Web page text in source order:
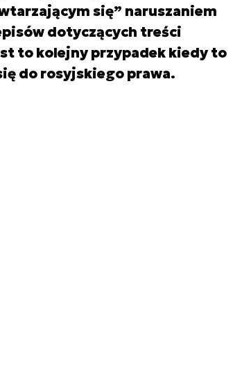
się” naruszaniem
dotyczących treści
to kolejny przypadek kiedy to
do rosyjskiego prawa.